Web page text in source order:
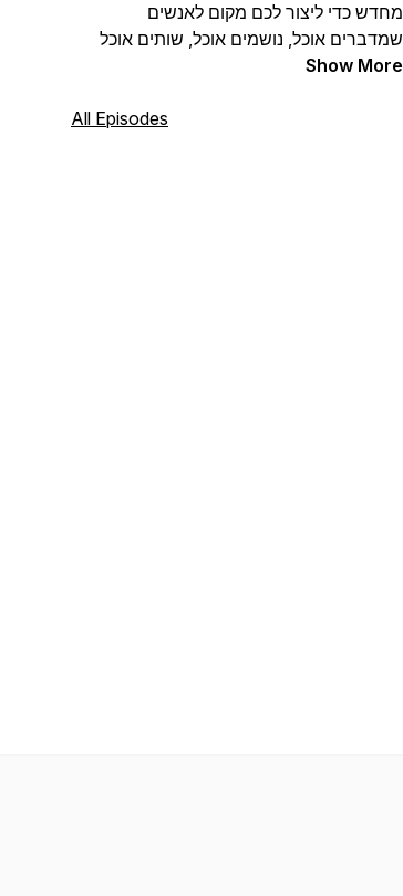
מחדש כדי ליצור לכם מקום לאנשים
שמדברים אוכל, נושמים אוכל, שותים אוכל
ואוכלים אוכל.
הקולינריה הישראלי והעולמי. לקבל מתכונים
Show More
All Episodes